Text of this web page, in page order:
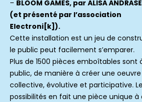
– BLOOM GAMES, par ALISA
(et présenté par l’association
Electroni[k]).
Cette installation est un jeu de
le public peut facilement s’emparer.
Plus de 1500 pièces emboîtables sont
public, de manière à créer une oeuvre
collective, évolutive et participative.
possibilités en fait une pièce unique à